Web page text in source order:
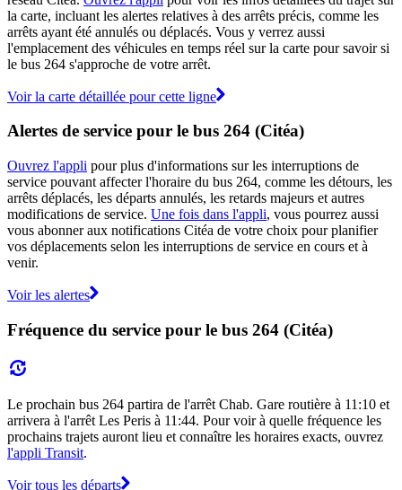
la carte, incluant les alertes relatives à des arrêts précis, comme les
arrêts ayant été annulés ou déplacés. Vous y verrez aussi
l'emplacement des véhicules en temps réel sur la carte pour savoir si
le bus 264 s'approche de votre arrêt.
Voir la carte détaillée pour cette ligne
Alertes de service pour le bus 264 (Citéa)
Ouvrez l'appli pour plus d'informations sur les interruptions de
service pouvant affecter l'horaire du bus 264, comme les détours, les
arrêts déplacés, les départs annulés, les retards majeurs et autres
modifications de service. Une fois dans l'appli, vous pourrez aussi
vous abonner aux notifications Citéa de votre choix pour planifier
vos déplacements selon les interruptions de service en cours et à
venir.
Voir les alertes
Fréquence du service pour le bus 264 (Citéa)
Le prochain bus 264 partira de l'arrêt Chab. Gare routière à 11:10 et
arrivera à l'arrêt Les Peris à 11:44. Pour voir à quelle fréquence les
prochains trajets auront lieu et connaître les horaires exacts, ouvrez
l'appli Transit.
Voir tous les départs